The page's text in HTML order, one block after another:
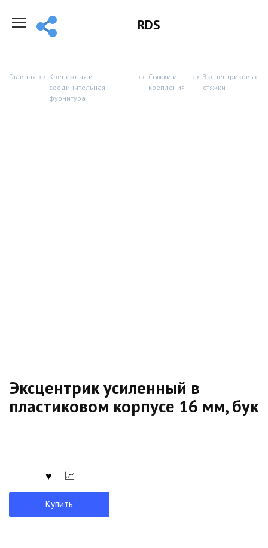
содержанию
RDS
Главная
Крепежная и
соединительная
фурнитура
Стяжки и
крепления
Эксцентриковые
стяжки
Эксцентрик усиленный в
пластиковом корпусе 16 мм, бук
Купить